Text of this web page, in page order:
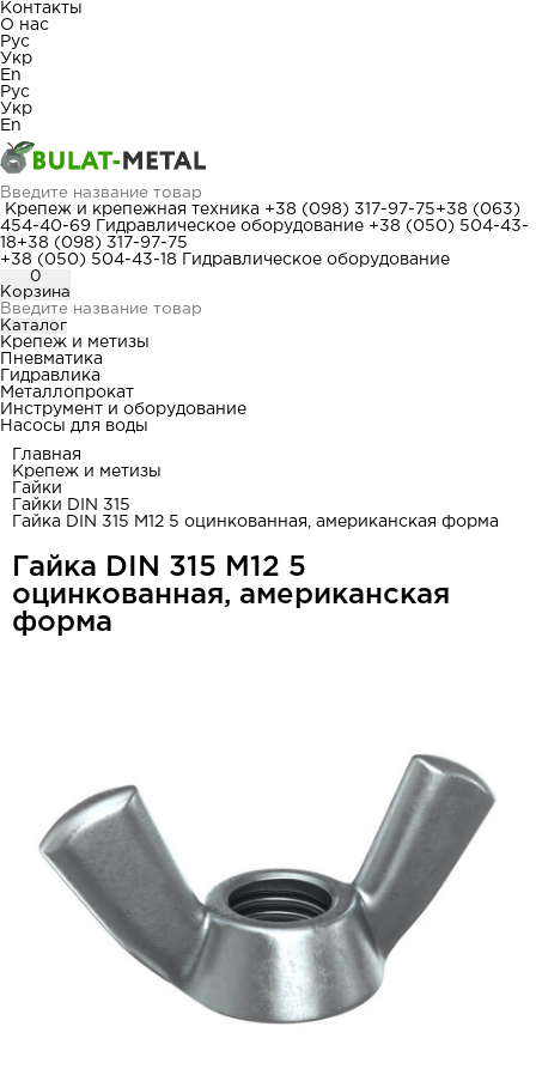
Контакты
О нас
Рус
Укр
En
Рус
Укр
En
Крепеж и крепежная техника +38 (098) 317-97-75+38 (063)
454-40-69
Гидравлическое оборудование +38 (050) 504-43-
18+38 (098) 317-97-75
+38 (050) 504-43-18
Гидравлическое оборудование
0
Корзина
Каталог
Крепеж и метизы
Пневматика
Гидравлика
Металлопрокат
Инструмент и оборудование
Насосы для воды
Главная
Крепеж и метизы
Гайки
Гайки DIN 315
Гайка DIN 315 М12 5 оцинкованная, американская форма
Гайка DIN 315 М12 5
оцинкованная, американская
форма